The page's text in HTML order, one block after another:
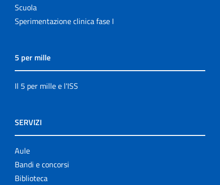
Scuola
Sperimentazione clinica fase I
5 per mille
Il 5 per mille e l'ISS
SERVIZI
Aule
Bandi e concorsi
Biblioteca